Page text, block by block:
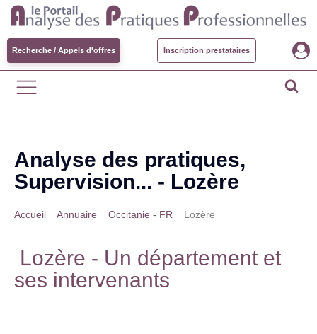
Recherche / Appels d'offres Inscription prestataires
Analyse des pratiques,
Supervision... - Lozère
Accueil Annuaire Occitanie - FR Lozère
Lozère - Un département et
ses intervenants